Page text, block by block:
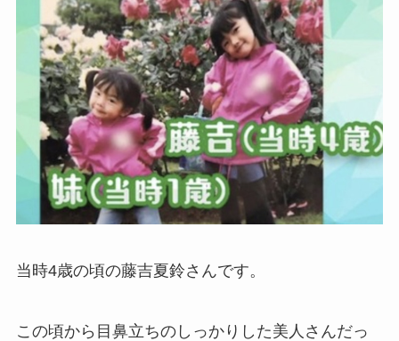
当時4歳の頃の藤吉夏鈴さんです。
この頃から目鼻立ちのしっかりした美人さんだっ